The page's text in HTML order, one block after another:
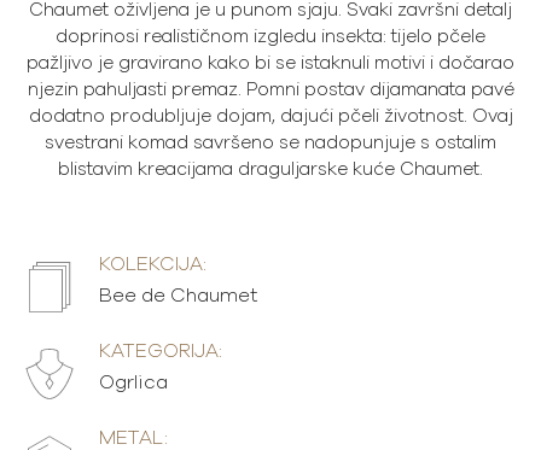
Chaumet oživljena je u punom sjaju. Svaki završni detalj
doprinosi realističnom izgledu insekta: tijelo pčele
pažljivo je gravirano kako bi se istaknuli motivi i dočarao
njezin pahuljasti premaz. Pomni postav dijamanata pavé
dodatno produbljuje dojam, dajući pčeli životnost. Ovaj
svestrani komad savršeno se nadopunjuje s ostalim
blistavim kreacijama draguljarske kuće Chaumet.
KOLEKCIJA:
Bee de Chaumet
KATEGORIJA:
Ogrlica
METAL: